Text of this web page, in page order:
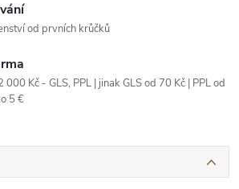
od prvních krůčků
Kč - GLS, PPL | jinak GLS od 70 Kč | PPL od
5 €